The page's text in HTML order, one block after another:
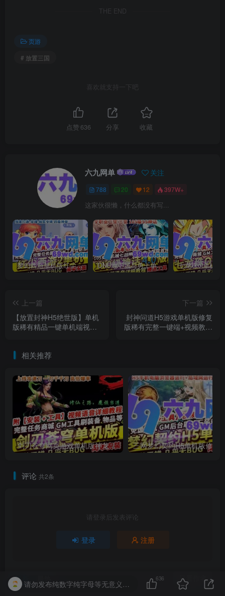
THE END
页游
# 放置三国
喜欢就支持一下吧
点赞 636 分享 收藏
六九网单 关注
788 20 12 397W+
这家伙很懒，什么都没有写...
梦幻西游单机版红尘西游2微变独家打造龙魂抽奖令牌四象神兽 DNF地下城与勇士单机版110级神话版4.0全主线任务龙之庭院机械七战神实验室
上一篇
【放置封神H5绝世版】单机
版稀有精品一键单机端视频
下一篇
封神问道H5游戏单机版修复
版稀有完整一键端+视频教程
相关推荐
剑刃苍穹网页游戏单机版神龙攻速版高倍爆率类天龙八部页游
评论 共2条
请登录后发表评论
登录 注册
最新 只看作者
请勿发布纯数字纯字母等无意义的回复，否则将受到扣除积分、禁言、等处罚。
636